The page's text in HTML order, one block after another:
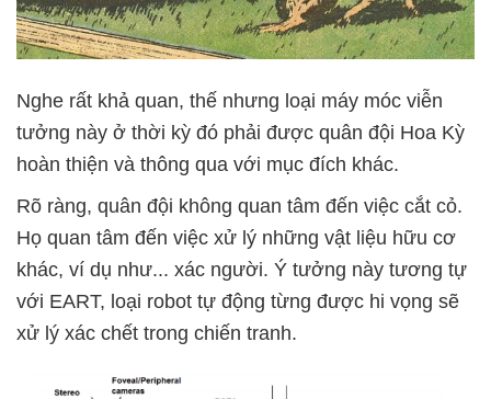
Nghe rất khả quan, thế nhưng loại máy móc viễn
tưởng này ở thời kỳ đó phải được quân đội Hoa Kỳ
hoàn thiện và thông qua với mục đích khác.
Rõ ràng, quân đội không quan tâm đến việc cắt cỏ.
Họ quan tâm đến việc xử lý những vật liệu hữu cơ
khác, ví dụ như... xác người. Ý tưởng này tương tự
với EART, loại robot tự động từng được hi vọng sẽ
xử lý xác chết trong chiến tranh.